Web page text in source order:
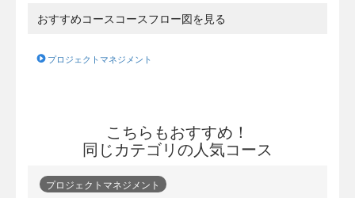
おすすめコースコースフロー図を見る
プロジェクトマネジメント
こちらもおすすめ！
同じカテゴリの人気コース
プロジェクトマネジメント